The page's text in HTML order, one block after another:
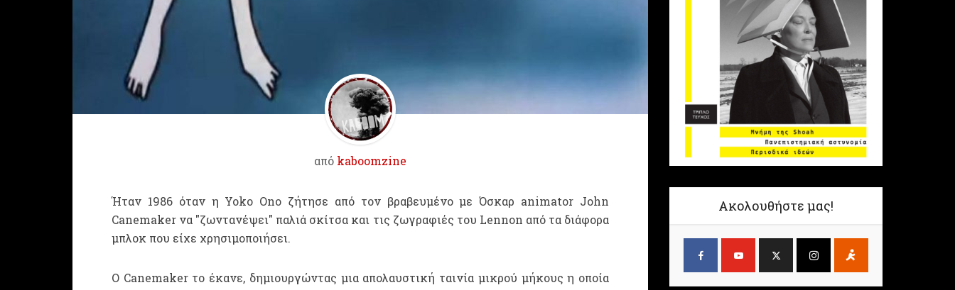
από kaboomzine
Ήταν 1986 όταν η Yoko Ono ζήτησε από τον βραβευμένο με Όσκαρ animator John
Canemaker να "ζωντανέψει" παλιά σκίτσα και τις ζωγραφιές του Lennon από τα διάφορα
μπλοκ που είχε χρησιμοποιήσει.
Ο Canemaker το έκανε, δημιουργώντας μια απολαυστική ταινία μικρού μήκους η οποία
Ακολουθήστε μας!